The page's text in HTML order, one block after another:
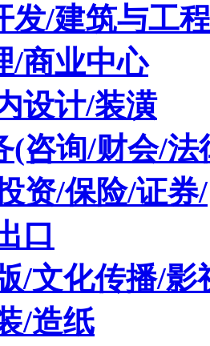
发/建筑与工程
/商业中心
设计/装潢
(咨询/财会/法
资/保险/证券/
口
/文化传播/影
/造纸